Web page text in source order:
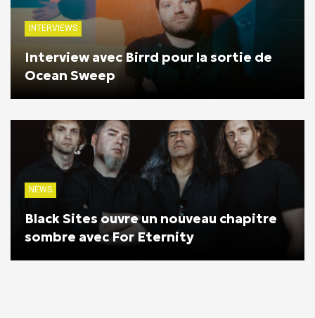
INTERVIEWS
Interview avec Birrd pour la sortie de
Ocean Sweep
NEWS
Black Sites ouvre un nouveau chapitre
sombre avec For Eternity